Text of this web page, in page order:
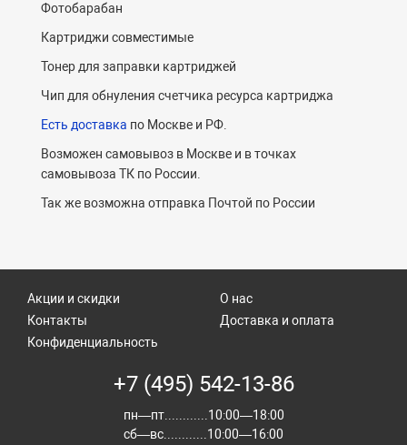
Фотобарабан
Картриджи совместимые
Тонер для заправки картриджей
Чип для обнуления счетчика ресурса картриджа
Есть доставка по Москве и РФ.
Возможен самовывоз в Москве и в точках
самовывоза ТК по России.
Так же возможна отправка Почтой по России
Акции и скидки
Контакты
О нас
Доставка и оплата
Конфиденциальность
+7 (495) 542-13-86
пн—пт............10:00—18:00
сб—вс............10:00—16:00